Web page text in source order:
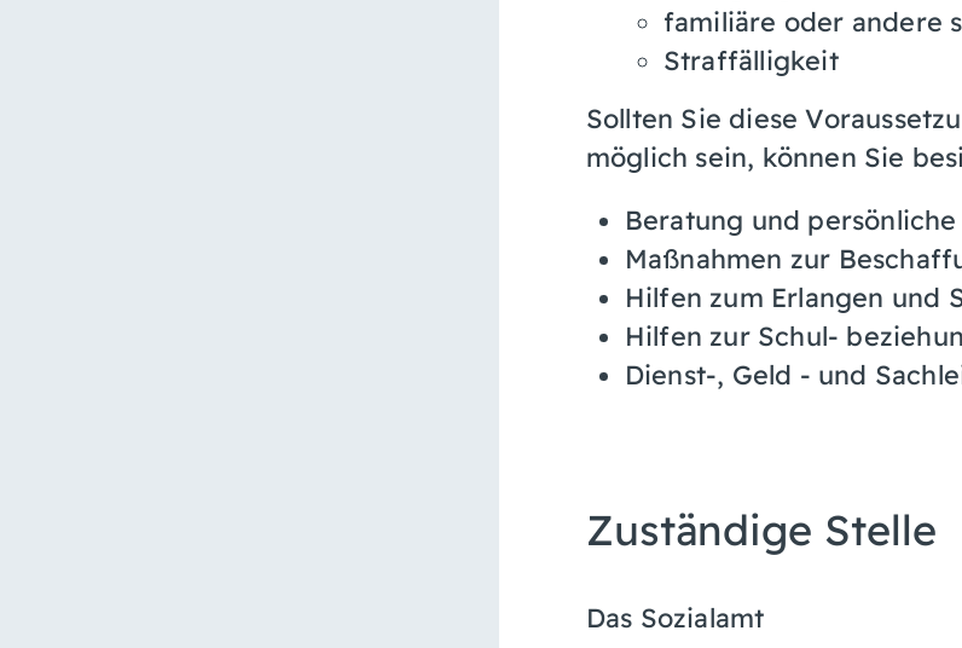
familiäre oder andere
Straffälligkeit
Sollten Sie diese
möglich sein, können Sie
Beratung und
Maßnahmen zur
Hilfen zum Erlangen und
Hilfen zur Schul-
Dienst-, Geld - und
Zuständige Stelle
Das Sozialamt